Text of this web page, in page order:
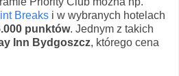
Breaks i w wybranych hotelach
punktów. Jednym z takich
Inn Bydgoszcz, którego cena